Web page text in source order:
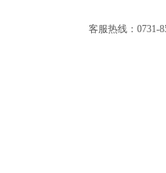
客服热线：0731-